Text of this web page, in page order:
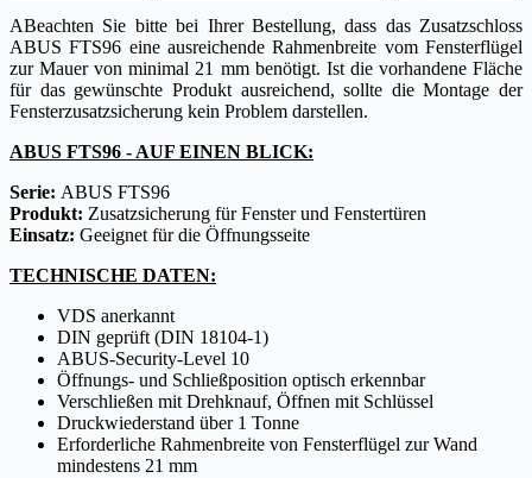
ABeachten Sie bitte bei Ihrer Bestellung, dass das Zusatzschloss
ABUS FTS96 eine ausreichende Rahmenbreite vom Fensterflügel
zur Mauer von minimal 21 mm benötigt. Ist die vorhandene Fläche
für das gewünschte Produkt ausreichend, sollte die Montage der
Fensterzusatzsicherung kein Problem darstellen.
ABUS FTS96 - AUF EINEN BLICK:
Serie: ABUS FTS96
Produkt: Zusatzsicherung für Fenster und Fenstertüren
Einsatz: Geeignet für die Öffnungsseite
TECHNISCHE DATEN:
VDS anerkannt
DIN geprüft (DIN 18104-1)
ABUS-Security-Level 10
Öffnungs- und Schließposition optisch erkennbar
Verschließen mit Drehknauf, Öffnen mit Schlüssel
Druckwiederstand über 1 Tonne
Erforderliche Rahmenbreite von Fensterflügel zur Wand
mindestens 21 mm